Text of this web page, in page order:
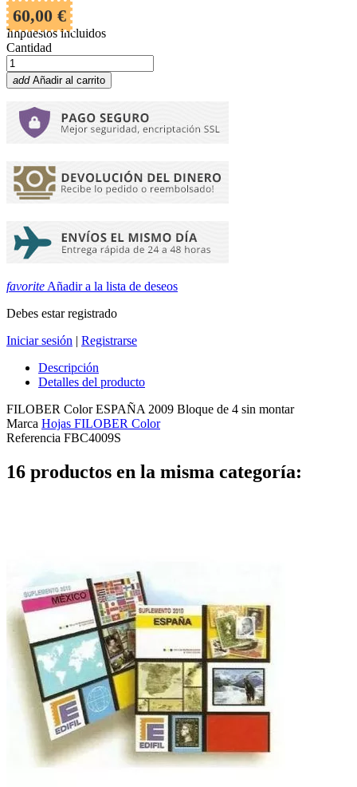
60,00 €
Impuestos incluidos
Cantidad
add Añadir al carrito
favorite Añadir a la lista de deseos
Debes estar registrado
Iniciar sesión | Registrarse
Descripción
Detalles del producto
FILOBER Color ESPAÑA 2009 Bloque de 4 sin montar
Marca Hojas FILOBER Color
Referencia FBC4009S
16 productos en la misma categoría: